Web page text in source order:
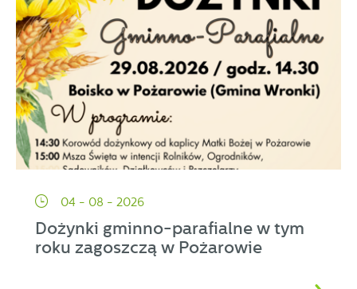
04 - 08 - 2026
Dożynki gminno-parafialne w tym
roku zagoszczą w Pożarowie